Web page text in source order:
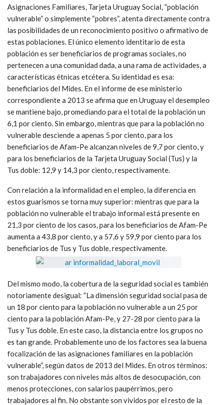
Asignaciones Familiares, Tarjeta Uruguay Social, “población
vulnerable” o simplemente “pobres”, atenta directamente contra
las posibilidades de un reconocimiento positivo o afirmativo de
estas poblaciones. El único elemento identitario de esta
población es ser beneficiarios de programas sociales, no
pertenecen a una comunidad dada, a una rama de actividades, a
características étnicas etcétera. Su identidad es esa:
beneficiarios del Mides. En el informe de ese ministerio
correspondiente a 2013 se afirma que en Uruguay el desempleo
se mantiene bajo, promediando para el total de la población un
6,1 por ciento. Sin embargo, mientras que para la población no
vulnerable desciende a apenas 5 por ciento, para los
beneficiarios de Afam-Pe alcanzan niveles de 9,7 por ciento, y
para los beneficiarios de la Tarjeta Uruguay Social (Tus) y la
Tus doble: 12,9 y 14,3 por ciento, respectivamente.
Con relación a la informalidad en el empleo, la diferencia en
estos guarismos se torna muy superior: mientras que para la
población no vulnerable el trabajo informal está presente en
21,3 por ciento de los casos, para los beneficiarios de Afam-Pe
aumenta a 43,8 por ciento, y a 57,6 y 59,9 por ciento para los
beneficiarios de Tus y Tus doble, respectivamente.
Del mismo modo, la cobertura de la seguridad social es también
notoriamente desigual: “La dimensión seguridad social pasa de
un 18 por ciento para la población no vulnerable a un 25 por
ciento para la población Afam-Pe, y 27-28 por ciento para la
Tus y Tus doble. En este caso, la distancia entre los grupos no
es tan grande. Probablemente uno de los factores sea la buena
focalización de las asignaciones familiares en la población
vulnerable”, según datos de 2013 del Mides. En otros términos:
son trabajadores con niveles más altos de desocupación, con
menos protecciones, con salarios paupérrimos, pero
trabajadores al fin. No obstante son vividos por el resto de la